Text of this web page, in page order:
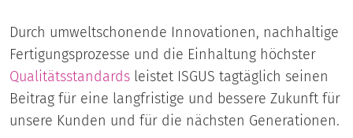
Durch umweltschonende Innovationen, nachhaltige
Fertigungsprozesse und die Einhaltung höchster
Qualitätsstandards leistet ISGUS tagtäglich seinen
Beitrag für eine langfristige und bessere Zukunft für
unsere Kunden und für die nächsten Generationen.